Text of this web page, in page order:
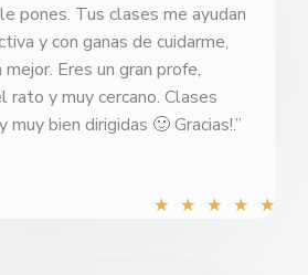
pones. Tus clases me ayudan
y con ganas de cuidarme,
Eres un gran profe,
rato y muy cercano. Clases
bien dirigidas 🙂 Gracias!.”
★ ★ ★ ★ ★